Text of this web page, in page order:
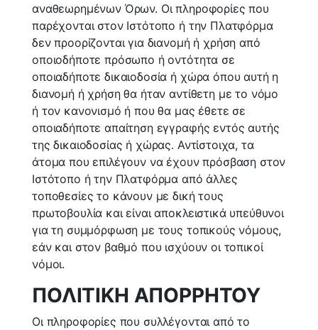
αναθεωρημένων Όρων. Οι πληροφορίες που
παρέχονται στον Ιστότοπο ή την Πλατφόρμα
δεν προορίζονται για διανομή ή χρήση από
οποιοδήποτε πρόσωπο ή οντότητα σε
οποιαδήποτε δικαιοδοσία ή χώρα όπου αυτή η
διανομή ή χρήση θα ήταν αντίθετη με το νόμο
ή τον κανονισμό ή που θα μας έθετε σε
οποιαδήποτε απαίτηση εγγραφής εντός αυτής
της δικαιοδοσίας ή χώρας. Αντίστοιχα, τα
άτομα που επιλέγουν να έχουν πρόσβαση στον
Ιστότοπο ή την Πλατφόρμα από άλλες
τοποθεσίες το κάνουν με δική τους
πρωτοβουλία και είναι αποκλειστικά υπεύθυνοι
για τη συμμόρφωση με τους τοπικούς νόμους,
εάν και στον βαθμό που ισχύουν οι τοπικοί
νόμοι.
ΠΟΛΙΤΙΚΗ ΑΠΟΡΡΗΤΟΥ
Οι πληροφορίες που συλλέγονται από το